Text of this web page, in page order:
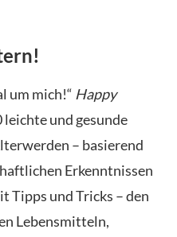
um mich!“ Happy
und gesunde
– basierend
Erkenntnissen
Tipps und Tricks – den
Lebensmitteln,